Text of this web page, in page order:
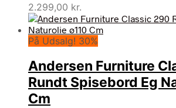
2.299,00 kr.
På Udsalg! 30%
Andersen Furniture
Rundt Spisebord Eg
Cm